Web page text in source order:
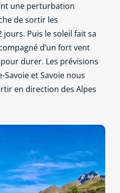
une perturbation
de sortir les
Puis le soleil fait sa
d’un fort vent
durer. Les prévisions
et Savoie nous
en direction des Alpes